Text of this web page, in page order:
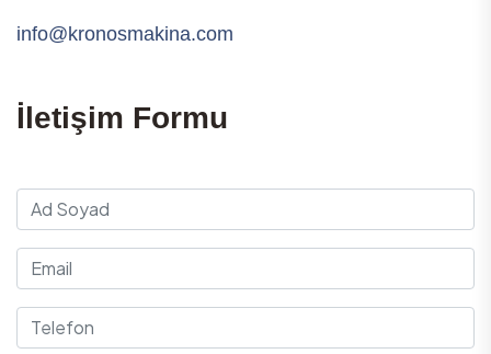
info@kronosmakina.com
İletişim Formu